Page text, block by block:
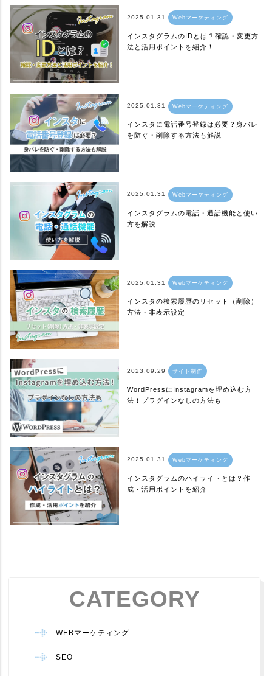
2025.01.31 Webマーケティング
インスタグラムのIDとは？確認・変更方
法と活用ポイントを紹介！
2025.01.31 Webマーケティング
インスタに電話番号登録は必要？身バレ
を防ぐ・削除する方法も解説
2025.01.31 Webマーケティング
インスタグラムの電話・通話機能と使い
方を解説
2025.01.31 Webマーケティング
インスタの検索履歴のリセット（削除）
方法・非表示設定
2023.09.29 サイト制作
WordPressにInstagramを埋め込む方
法！プラグインなしの方法も
2025.01.31 Webマーケティング
インスタグラムのハイライトとは？作
成・活用ポイントを紹介
CATEGORY
WEBマーケティング
SEO